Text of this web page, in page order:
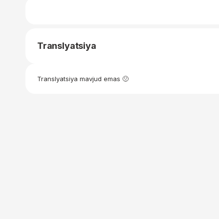
Translyatsiya
Translyatsiya mavjud emas 🙁